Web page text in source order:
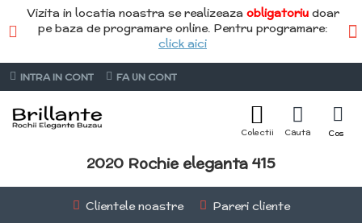
Vizita in locatia noastra se realizeaza obligatoriu doar
pe baza de programare online. Pentru programare:
click aici
INTRA IN CONT FA UN CONT
2020 Rochie eleganta 415
Clientele noastre
Pareri cliente